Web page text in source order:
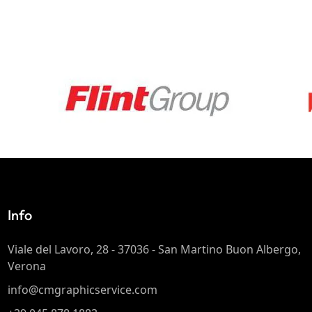
Info
Viale del Lavoro, 28 - 37036 - San Martino Buon Albergo,
Verona
info@cmgraphicservice.com